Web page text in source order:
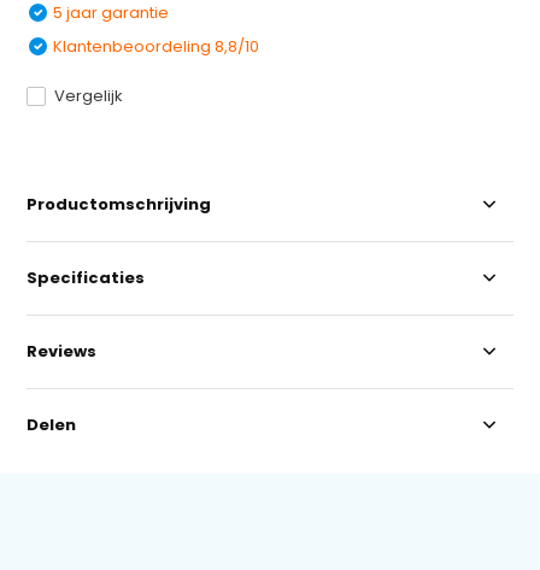
5 jaar garantie
Klantenbeoordeling 8,8/10
Vergelijk
Productomschrijving
Specificaties
Reviews
Delen